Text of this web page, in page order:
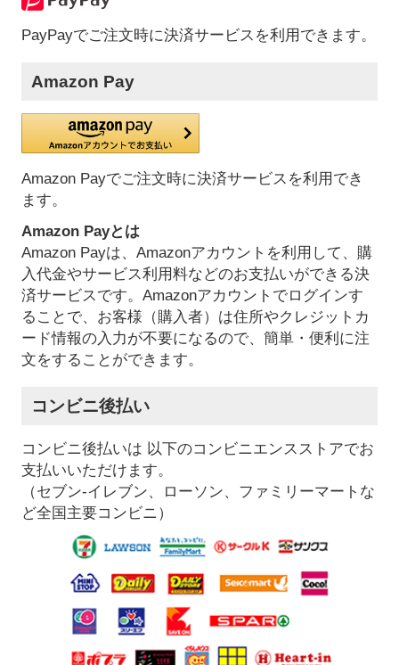
PayPayでご注文時に決済サービスを利用できます。
Amazon Pay
Amazon Payでご注文時に決済サービスを利用でき
ます。
Amazon Payとは
Amazon Payは、Amazonアカウントを利用して、購
入代金やサービス利用料などのお支払いができる決
済サービスです。Amazonアカウントでログインす
ることで、お客様（購入者）は住所やクレジットカ
ード情報の入力が不要になるので、簡単・便利に注
文をすることができます。
コンビニ後払い
コンビニ後払いは 以下のコンビニエンスストアでお
支払いいただけます。
（セブン-イレブン、ローソン、ファミリーマートな
ど全国主要コンビニ）